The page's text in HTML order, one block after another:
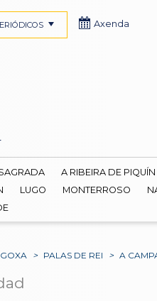
Axenda
A RIBEIRA DE PIQUÍN
LUGO MONTERROSO
> PALAS DE REI > A